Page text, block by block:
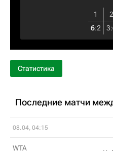
1 2
6:2 3:
Статистика
Последние матчи
08.04, 04:15
WTA